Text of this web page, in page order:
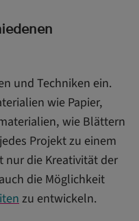
und Techniken ein.
wie Papier,
wie Blättern
Projekt zu einem
nur die Kreativität der
die Möglichkeit
zu entwickeln.